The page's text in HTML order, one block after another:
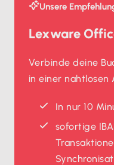
Unsere
Lexware
Verbinde deine
in einer nahtlosen
In nur 10
sofortige